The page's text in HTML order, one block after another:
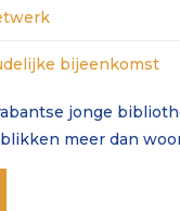
bijeenkomst
jonge
meer dan